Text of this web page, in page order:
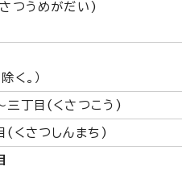
つうめがだい)
く。）
三丁目(くさつこう)
(くさつしんまち)